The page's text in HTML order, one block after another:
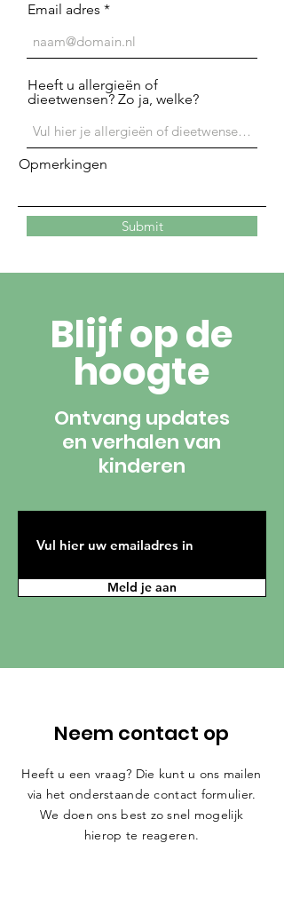
Email adres
Heeft u allergieën of
dieetwensen? Zo ja, welke?
Opmerkingen
Submit
Blijf op de
hoogte
Ontvang updates
en verhalen van
kinderen
Meld je aan
Neem contact op
Heeft u een vraag? Die kunt u ons mailen
via het onderstaande contact formulier.
We doen ons best zo snel mogelijk
hierop te reageren.